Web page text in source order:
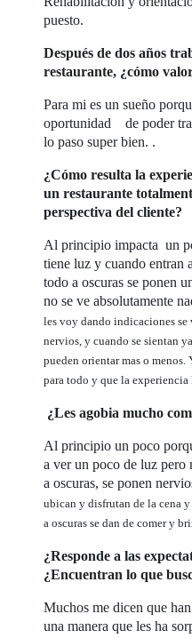
puesto.
Después de dos años
restaurante, ¿cómo
Para mi es un sueño
oportunidad de poder
lo paso super bien. .
¿Cómo resulta la
un restaurante
perspectiva del cliente?
Al principio impacta un
tiene luz y cuando entran
todo a oscuras se ponen
no se ve absolutamente
les voy dando indicaciones
nervios, y cuando se sientan
pueden orientar mas o menos.
para todo y que la
¿Les agobia mucho
Al principio un poco
a ver un poco de luz pero
a oscuras, se ponen
ubican y disfrutan de la cena
a oscuras se dan de comer y
¿Responde a las
¿Encuentran lo que
Muchos me dicen que
una manera que les ha